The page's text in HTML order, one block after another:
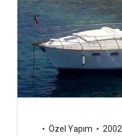
Özel Yapım 2002